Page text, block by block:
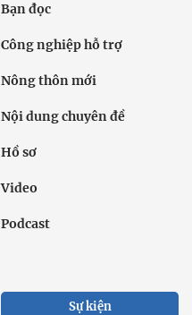
Bạn đọc
Công nghiệp hỗ trợ
Nông thôn mới
Nội dung chuyên đề
Hồ sơ
Video
Podcast
Sự kiện